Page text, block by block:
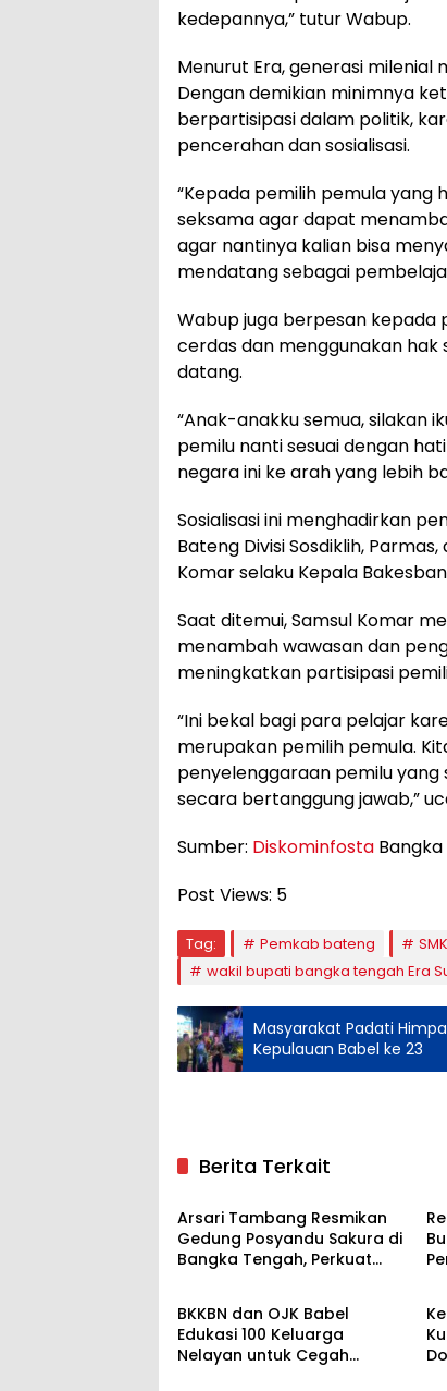
kedepannya,” tutur Wabup.
Menurut Era, generasi
Dengan demikian minimnya
berpartisipasi dalam politik,
pencerahan dan sosialisasi.
“Kepada pemilih pemula yang
seksama agar dapat
agar nantinya kalian bisa
mendatang sebagai
Wabup juga berpesan kepada
cerdas dan menggunakan hak
datang.
“Anak-anakku semua, silakan
pemilu nanti sesuai dengan
negara ini ke arah yang lebih
Sosialisasi ini menghadirkan
Bateng Divisi Sosdiklih,
Komar selaku Kepala
Saat ditemui, Samsul Komar
menambah wawasan dan
meningkatkan partisipasi
“Ini bekal bagi para pelajar
merupakan pemilih pemula.
penyelenggaraan pemilu yang
secara bertanggung jawab,”
Sumber: Diskominfosta
Post Views: 5
Tag: Pemkab bateng
wakil bupati bangka tengah Era
Masyarakat Padati
Kepulauan Babel ke 23
Berita Terkait
Bangka Tengah
Arsari Tambang Resmikan
Gedung Posyandu Sakura di
Bangka Tengah, Perkuat
Bangka Tengah
BKKBN dan OJK Babel
Edukasi 100 Keluarga
Nelayan untuk Cegah